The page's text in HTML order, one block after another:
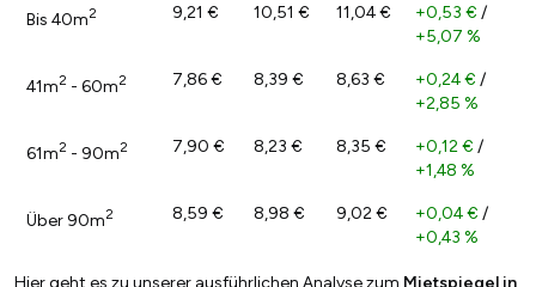
Bis 40m2 9,21 € 10,51 € 11,04 € +0,53 € /
+5,07 %
41m2 - 60m2 7,86 € 8,39 € 8,63 € +0,24 € /
+2,85 %
61m2 - 90m2 7,90 € 8,23 € 8,35 € +0,12 € /
+1,48 %
Über 90m2 8,59 € 8,98 € 9,02 € +0,04 € /
+0,43 %
Hier geht es zu unserer ausführlichen Analyse zum Mietspiegel in